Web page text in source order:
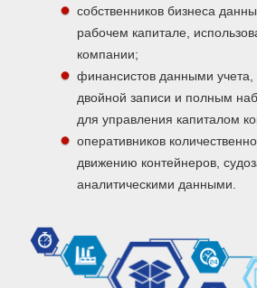
собственников бизнеса
рабочем капитале,
компании;
финансистов данными
двойной записи и полным
для управления капиталом
оперативников
движению контейнеров,
аналитическими данными.